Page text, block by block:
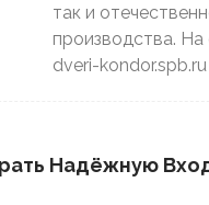
так и
производства. На
dveri-
Надёжную